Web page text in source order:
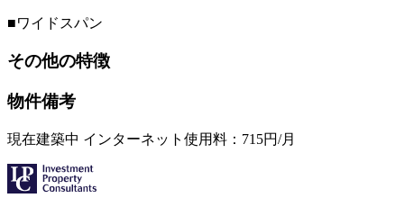
■ワイドスパン
その他の特徴
物件備考
現在建築中 インターネット使用料：715円/月